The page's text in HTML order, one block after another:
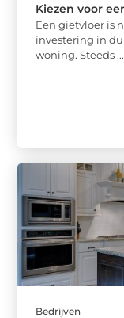
Kiezen voor
Een gietvloer is
investering in
woning. Steeds ...
Bedrijven